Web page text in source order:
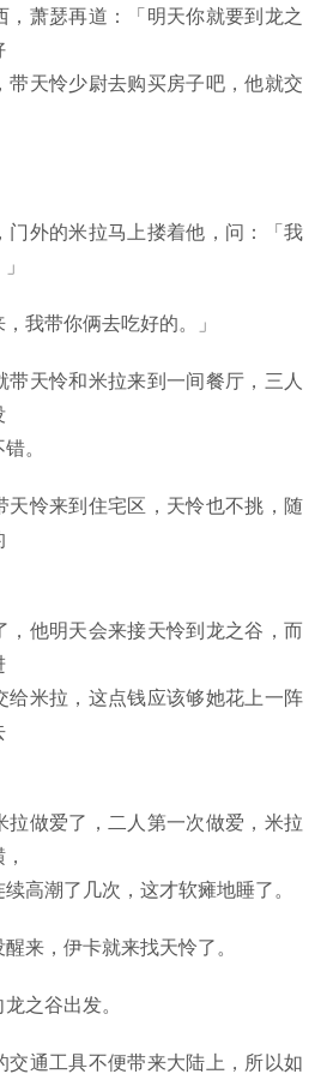
萧瑟再道：「明天你就要到龙之
带天怜少尉去购买房子吧，他就交
外的米拉马上搂着他，问：「我
带你俩去吃好的。」
天怜和米拉来到一间餐厅，三人
。
怜来到住宅区，天怜也不挑，随
他明天会来接天怜到龙之谷，而
给米拉，这点钱应该够她花上一阵
做爱了，二人第一次做爱，米拉
高潮了几次，这才软瘫地睡了。
，伊卡就来找天怜了。
之谷出发。
通工具不便带来大陆上，所以如